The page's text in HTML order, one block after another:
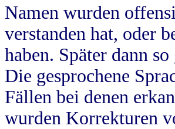
Namen wurden
verstanden hat, oder
haben. Später dann
Die gesprochene
Fällen bei denen
wurden Korrekturen